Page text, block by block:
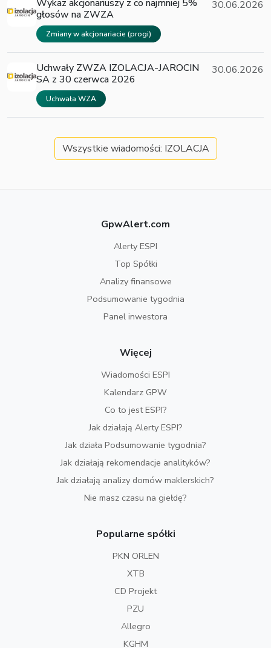
Wykaz akcjonariuszy z co najmniej 5%
głosów na ZWZA
Zmiany w akcjonariacie (progi)
30.06.2026
Uchwały ZWZA IZOLACJA-JAROCIN
SA z 30 czerwca 2026
Uchwała WZA
30.06.2026
Wszystkie wiadomości: IZOLACJA
GpwAlert.com
Alerty ESPI
Top Spółki
Analizy finansowe
Podsumowanie tygodnia
Panel inwestora
Więcej
Wiadomości ESPI
Kalendarz GPW
Co to jest ESPI?
Jak działają Alerty ESPI?
Jak działa Podsumowanie tygodnia?
Jak działają rekomendacje analityków?
Jak działają analizy domów maklerskich?
Nie masz czasu na giełdę?
Popularne spółki
PKN ORLEN
XTB
CD Projekt
PZU
Allegro
KGHM